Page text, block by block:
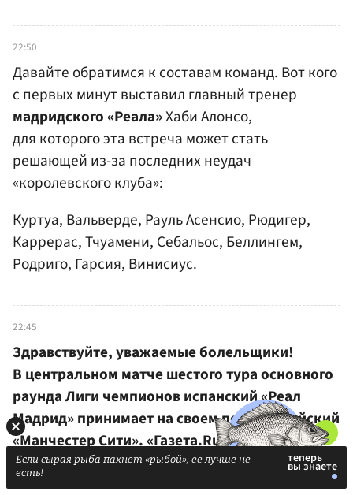
22:50
Давайте обратимся к составам команд. Вот кого
с первых минут выставил главный тренер
мадридского «Реала»Хаби Алонсо,
для которого эта встреча может стать
решающей из-за последних неудач
«королевского клуба»:
Куртуа, Вальверде, Рауль Асенсио, Рюдигер,
Каррерас, Тчуамени, Себальоc, Беллингем,
Родриго, Гарсия, Винисиус.
22:45
Здравствуйте, уважаемые болельщики!
В центральном матче шестого тура основного
раунда Лиги чемпионов испанский «Реал
Мадрид» принимает на своем поле английский
«Манчестер Сити». «Газета.Ru» ведет
текстовую онлайн-трансляцию.
Если сырая рыба пахнет «рыбой», ее лучше не
есть!